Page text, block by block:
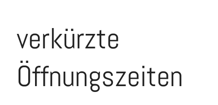
verkürzte
Öffnungszeiten